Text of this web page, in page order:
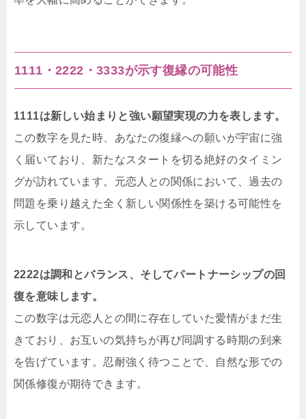
1111・2222・3333が示す復縁の可能性
1111は新しい始まりと強い願望実現の力を表します。
この数字を見た時、あなたの復縁への願いが宇宙に強
く届いており、新たなスタートを切る絶好のタイミン
グが訪れています。元恋人との関係において、過去の
問題を乗り越えた全く新しい関係性を築ける可能性を
示しています。
2222は調和とバランス、そしてパートナーシップの回
復を意味します。
この数字は元恋人との間に存在していた愛情がまだ生
きており、お互いの気持ちが再び同調する時期の到来
を告げています。忍耐強く待つことで、自然な形での
関係修復が期待できます。